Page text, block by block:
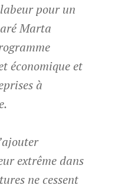
pour un
Marta
économique et
à
extrême dans
ne cessent